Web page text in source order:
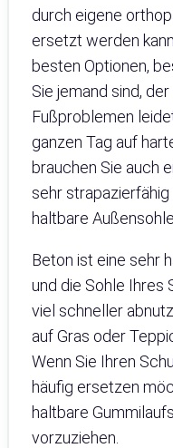
durch eigene
ersetzt werden
besten Optionen,
Sie jemand sind,
Fußproblemen
ganzen Tag auf
brauchen Sie auch
sehr strapazierfähig
haltbare
Beton ist eine sehr
und die Sohle Ihres
viel schneller
auf Gras oder
Wenn Sie Ihren
häufig ersetzen
haltbare
vorzuziehen.